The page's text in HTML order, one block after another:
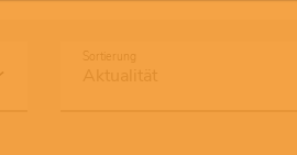
Sortierung